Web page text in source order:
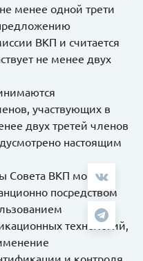
менее одной трети
ВКП и считается
не менее двух
участвующих в
двух третей членов
настоящим
Совета ВКП могут
посредством
технологий,
и контроля